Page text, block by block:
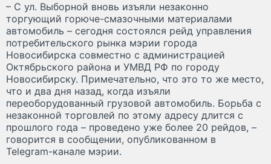
– С ул. Выборной вновь изъяли незаконно
торгующий горюче-смазочными материалами
автомобиль – сегодня состоялся рейд управления
потребительского рынка мэрии города
Новосибирска совместно с администрацией
Октябрьского района и УМВД РФ по городу
Новосибирску. Примечательно, что это то же место,
что и два дня назад, когда изъяли
переоборудованный грузовой автомобиль. Борьба с
незаконной торговлей по этому адресу длится с
прошлого года – проведено уже более 20 рейдов, –
говорится в сообщении, опубликованном в
Telegram-канале мэрии.